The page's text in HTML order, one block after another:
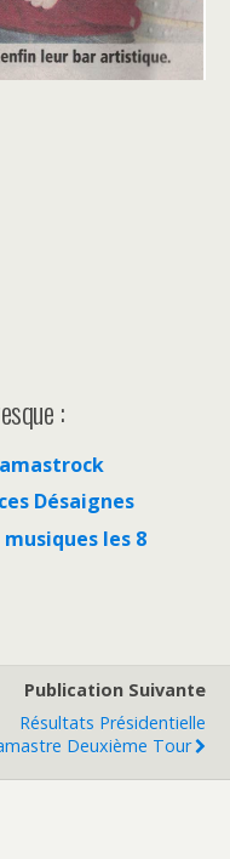
:
Désaignes
les 8
Publication Suivante
Résultats Présidentielle
Deuxième Tour